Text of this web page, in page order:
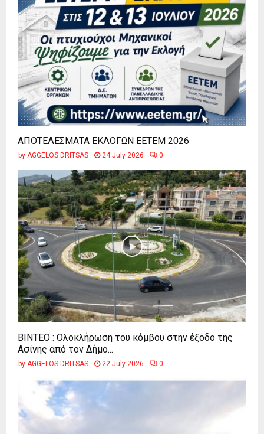
ΑΠΟΤΕΛΕΣΜΑΤΑ ΕΚΛΟΓΩΝ ΕΕΤΕΜ 2026
by AGGELOS DRITSAS 24 July 2026 0
ΒΙΝΤΕΟ : Ολοκλήρωση του κόμβου στην έξοδο της
Ασίνης από τον Δήμο...
by AGGELOS DRITSAS 22 July 2026 0